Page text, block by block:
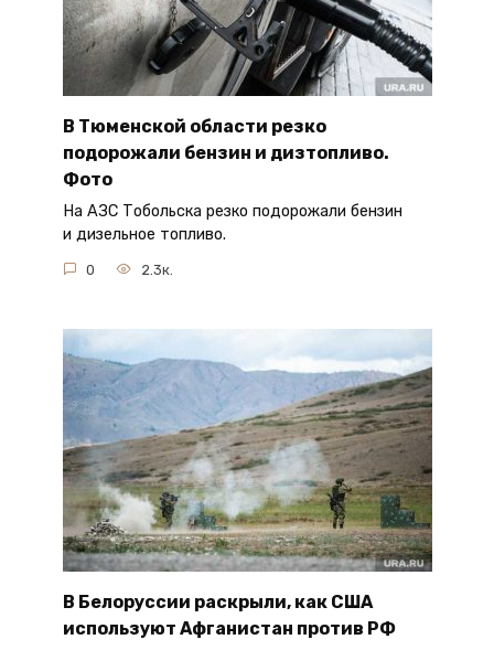
В Тюменской области резко
подорожали бензин и дизтопливо.
Фото
На АЗС Тобольска резко подорожали бензин
и дизельное топливо.
0 2.3к.
В Белоруссии раскрыли, как США
используют Афганистан против РФ